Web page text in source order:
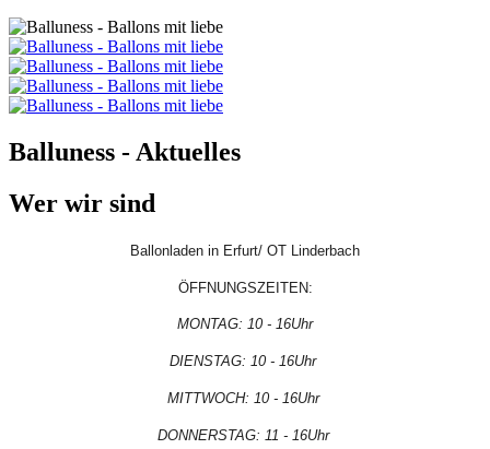
Balluness - Aktuelles
Wer wir sind
Ballonladen in Erfurt/ OT Linderbach
ÖFFNUNGSZEITEN:
MONTAG: 10 - 16Uhr
DIENSTAG: 10 - 16Uhr
MITTWOCH: 10 - 16Uhr
DONNERSTAG: 11 - 16Uhr